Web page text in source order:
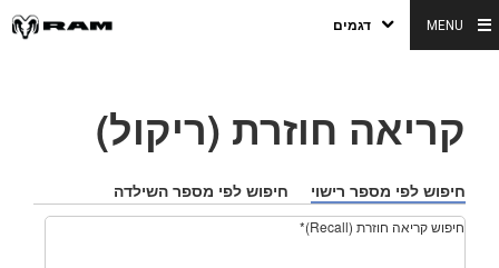
דגמים MENU